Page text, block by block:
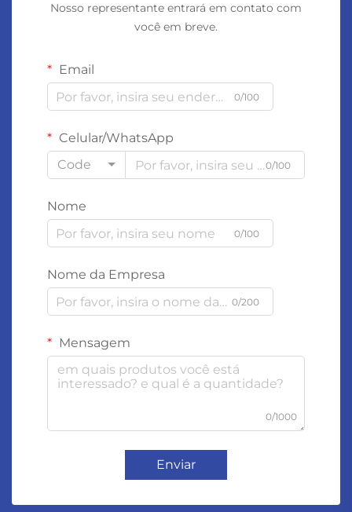
Nosso representante entrará em contato com
você em breve.
Email
0/100
Celular/WhatsApp
Code
0/100
Nome
0/100
Nome da Empresa
0/200
Mensagem
0/1000
Enviar